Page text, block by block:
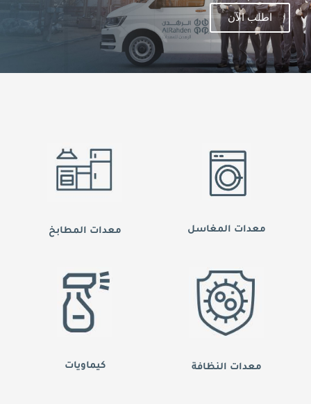
اطلب الآن
معدات المغاسل معدات المطابخ
معدات النظافة كيماويات